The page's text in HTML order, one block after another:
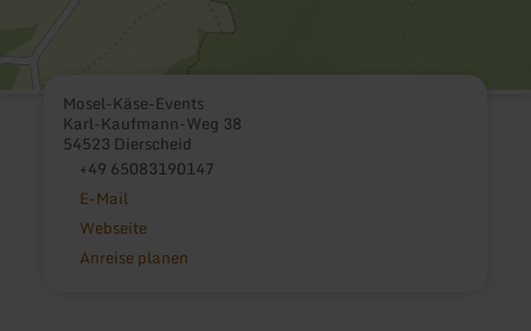
Mosel-Käse-Events
Karl-Kaufmann-Weg 38
54523 Dierscheid
+49 65083190147
E-Mail
Webseite
Anreise planen